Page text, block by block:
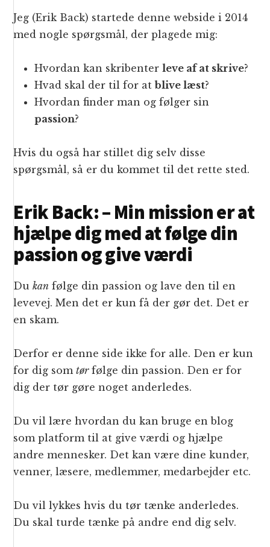
Jeg (Erik Back) startede denne webside i 2014
med nogle spørgsmål, der plagede mig:
Hvordan kan skribenterleve af at skrive?
Hvad skal der til for atblive læst?
Hvordan finder man og følger sin
passion?
Hvis du også har stillet dig selv disse
spørgsmål, så er du kommet til det rette sted.
Erik Back: – Min mission er at
hjælpe dig med at følge din
passion og give værdi
Dukan følge din passion og lave den til en
levevej. Men det er kun få der gør det. Det er
en skam.
Derfor er denne side ikke for alle. Den er kun
for dig somtørfølge din passion. Den er for
dig der tør gøre noget anderledes.
Du vil lære hvordan du kan bruge en blog
som platform til at give værdi og hjælpe
andre mennesker. Det kan være dine kunder,
venner, læsere, medlemmer, medarbejder etc.
Du vil lykkes hvis du tør tænke anderledes.
Du skal turde tænke på andre end dig selv.